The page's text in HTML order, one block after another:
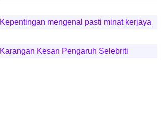
Kepentingan mengenal pasti minat kerjaya
Karangan Kesan Pengaruh Selebriti